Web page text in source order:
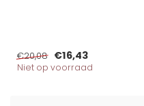
€20,08 €16,43
Niet op voorraad